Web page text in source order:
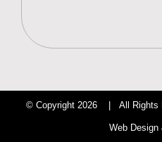
© Copyright 2026 | All Rights
Web Design